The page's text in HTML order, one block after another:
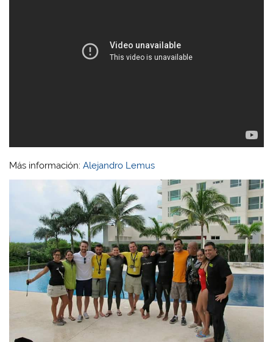
Más información:Alejandro Lemus